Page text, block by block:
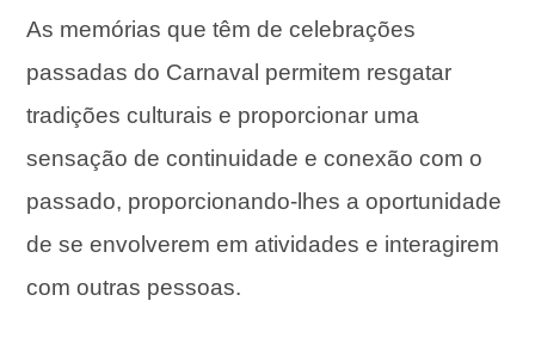
As memórias que têm de celebrações
passadas do Carnaval permitem resgatar
tradições culturais e proporcionar uma
sensação de continuidade e conexão com o
passado, proporcionando-lhes a oportunidade
de se envolverem em atividades e interagirem
com outras pessoas.